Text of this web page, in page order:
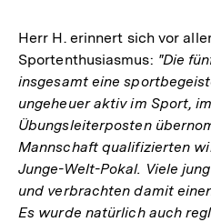
Herr H. erinnert sich vor
Sportenthusiasmus: "Die
insgesamt eine
ungeheuer aktiv im Sport,
Übungsleiterposten
Mannschaft qualifizierten
Junge-Welt-Pokal. Viele
und verbrachten damit
Es wurde natürlich auch